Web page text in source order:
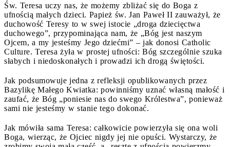
Św. Teresa uczy nas, że możemy zbliżać się do Boga z
ufnością małych dzieci. Papież św. Jan Paweł II zauważył, że
duchowość Teresy to w swej istocie „droga dziecięctwa
duchowego”, przypominająca nam, że „Bóg jest naszym
Ojcem, a my jesteśmy Jego dziećmi” – jak donosi Catholic
Culture. Teresa żyła w prostej ufności: Bóg szczególnie szuka
słabych i niedoskonałych i prowadzi ich drogą świętości.
Jak podsumowuje jedna z refleksji opublikowanych przez
Bazylikę Małego Kwiatka: powinniśmy uznać własną małość i
zaufać, że Bóg „poniesie nas do swego Królestwa”, ponieważ
sami nie jesteśmy w stanie tego dokonać.
Jak mówiła sama Teresa: całkowicie powierzyła się ona woli
Boga, wierząc, że Ojciec nigdy jej nie opuści. Wystarczy, że